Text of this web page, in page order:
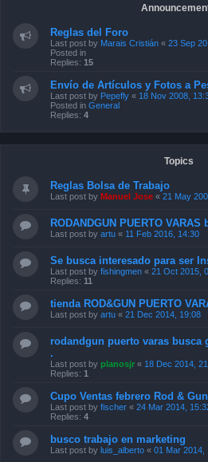
Reglas del Foro
Last post by Marais Cristián « 23 Sep
Posted in
Replies: 15
Envío de Artículos y Fotos a
Last post by Pepefly « 18 Nov 2008,
Posted in General
Replies: 4
Topics
Reglas Bolsa de Trabajo
Last post by Manuel Jose « 21 May
RODANDGUN PUERTO
Last post by artu « 11 Feb 2016, 14:30
Se busca interesado para ser
Last post by fishingmen « 21 Oct 2015,
Replies: 11
tienda ROD&GUN PUERTO
Last post by artu « 21 Dec 2014, 19:08
rodandgun puerto varas busca
.
Last post by planosjr « 18 Dec 2014,
Replies: 1
Cupo Ventas febrero Rod & Gun
Last post by fischer « 24 Mar 2014,
Replies: 4
busco trabajo en marketing
Last post by luis_alberto « 01 Mar 2014,